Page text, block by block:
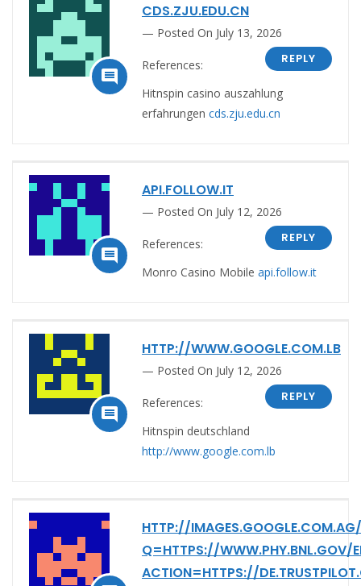

CDS.ZJU.EDU.CN
Posted On July 13, 2026
REPLY
References:
Hitnspin casino auszahlung
erfahrungen cds.zju.edu.cn

API.FOLLOW.IT
Posted On July 12, 2026
REPLY
References:
Monro Casino Mobile api.follow.it

HTTP://WWW.GOOGLE.COM.LB
Posted On July 12, 2026
REPLY
References:
Hitnspin deutschland
http://www.google.com.lb
HTTP://
Q=HTTPS://WWW.PHY.BNL.GOV/
ACTION=HTTPS://